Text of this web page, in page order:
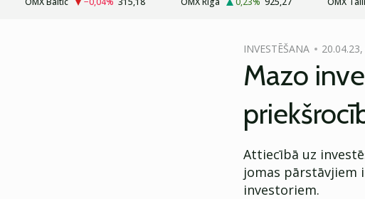
INVESTĒŠANA
Mazo
Attiecībā uz
jomas pārstāvjiem
investoriem.